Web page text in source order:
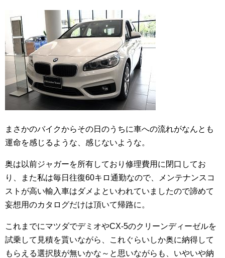
まさかのバイクからその日のうちに車への流れがなんとも
運命を感じるような、感じないような。
奥は以前ジャガーを所有しており修理費用に閉口してお
り、また私は毎日往復60キロ通勤なので、メンテナンスコ
ストが高い輸入車はダメよといわれていましたので諦めて
妄想用のカタログだけは頂いて帰路に。
これまでにマツダでデミオやCX-5のクリーンディーゼルを
試乗して見積を貰いながら、これぐらいしか奥に納得して
もらえる選択肢が無いかな～と思いながらも、いやいや納